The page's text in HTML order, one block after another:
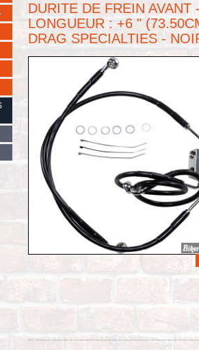
DURITE DE FREIN
LONGUEUR : +6 "
DRAG SPECIALTIES -